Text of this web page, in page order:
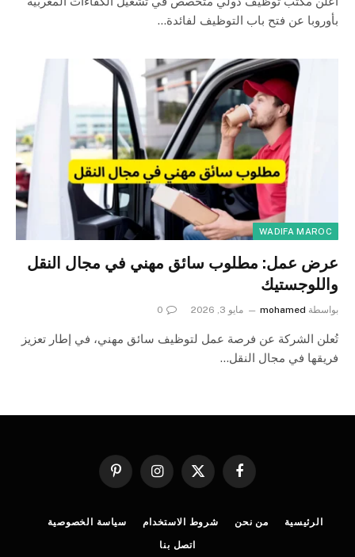
بأوروبا عن فتح باب التوظيف لفائدة…
WADIFA MAROC
عرض عمل: مطلوب سائق مهني في مجال النقل
واللوجستيك
بواسطة mohamed مايو 3, 2026 0
تُعلن الشركة عن فرصة عمل لتوظيف سائق مهني، في إطار تعزيز
فريقها في مجال النقل…
فيسبوك
X
الانستغرامبينتيريست
الرئيسية من نحن شروط الاستخدام سياسة الخصوصية
اتصل بنا